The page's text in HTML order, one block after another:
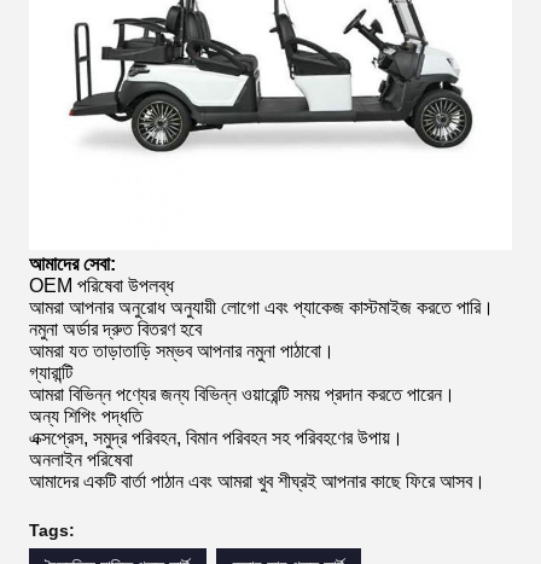
আমাদের সেবা:
OEM পরিষেবা উপলব্ধ
আমরা আপনার অনুরোধ অনুযায়ী লোগো এবং প্যাকেজ কাস্টমাইজ করতে পারি।
নমুনা অর্ডার দ্রুত বিতরণ হবে
আমরা যত তাড়াতাড়ি সম্ভব আপনার নমুনা পাঠাবো।
গ্যারান্টি
আমরা বিভিন্ন পণ্যের জন্য বিভিন্ন ওয়ারেন্টি সময় প্রদান করতে পারেন।
অন্য শিপিং পদ্ধতি
এক্সপ্রেস, সমুদ্র পরিবহন, বিমান পরিবহন সহ পরিবহণের উপায়।
অনলাইন পরিষেবা
আমাদের একটি বার্তা পাঠান এবং আমরা খুব শীঘ্রই আপনার কাছে ফিরে আসব।
Tags: